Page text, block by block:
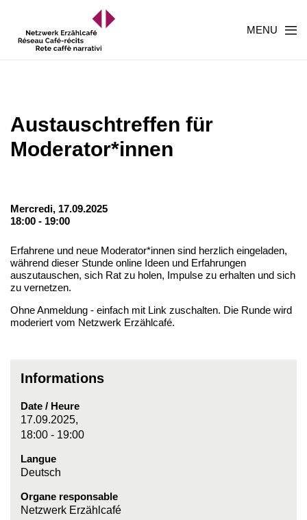
MENU
Austauschtreffen für
Moderator*innen
Mercredi, 17.09.2025
18:00 - 19:00
Erfahrene und neue Moderator*innen sind herzlich eingeladen,
während dieser Stunde online Ideen und Erfahrungen
auszutauschen, sich Rat zu holen, Impulse zu erhalten und sich
zu vernetzen.
Ohne Anmeldung - einfach mit Link zuschalten. Die Runde wird
moderiert vom Netzwerk Erzählcafé.
Informations
Date / Heure
17.09.2025,
18:00 - 19:00
Langue
Deutsch
Organe responsable
Netzwerk Erzählcafé